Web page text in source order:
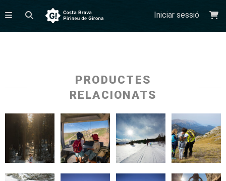
Iniciar sessió
PRODUCTES
RELACIONATS